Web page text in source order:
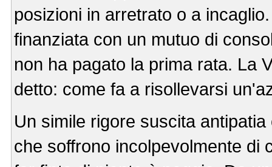
posizioni in arretrato o a
finanziata con un mutuo di
non ha pagato la prima rata. La
detto: come fa a risollevarsi
Un simile rigore suscita
che soffrono incolpevolmente di